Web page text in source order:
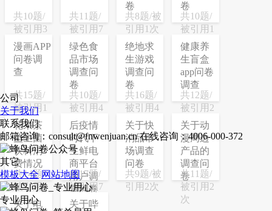
共10题/
被引用3
次
共11题/
被引用7
次
卷
共8题/被
引用1次
卷
共10题/
被引用1
次
漫画APP
问卷调
查
共15题/
被引用1
次
绿色食
品市场
调查问
卷
共10题/
被引用4
次
绝地求
生游戏
调查问
卷
共16题/
被引用4
次
健康养
生盲盒
app问卷
调查
共12题/
被引用2
次
花果茶
益生菌
饮料消
费情况
共14题/
被引用3
次
后疫情
时代下
生鲜电
商平台
用户调
查问卷
共17题/
被引用7
次
关于快
消品市
场调查
问卷
共9题/被
引用2次
关于动
漫周边
产品的
调查问
卷
共11题/
被引用2
次
关于电
关于哔
公司
关于我们
联系我们
邮箱咨询：consult@fnwenjuan.cn 在线咨询：4006-000-372
其它
模板大全 网站地图
专业用心